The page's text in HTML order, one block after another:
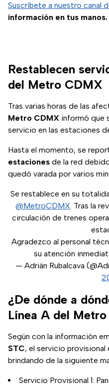
Suscríbete a nuestro canal
información en tus manos.
Restablecen
del Metro CDMX
Tras varias horas de las
Metro CDMX informó que
servicio en las estaciones
Hasta el momento, se
estaciones de la red
quedó varada por varios
Se restablece en su
@MetroCDMX. Tras la
circulación de trenes
Agradezco al personal
su atención
— Adrián Rubalcava
¿De dónde a
Línea A del
Según con la información
STC, el servicio provisional
brindando de la siguiente
Servicio Provisional 1: